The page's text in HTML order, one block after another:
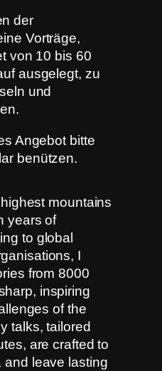
der
Vorträge,
von 10 bis 60
ausgelegt, zu
und
Angebot bitte
benützen.
mountains
years of
to global
I
from 8000
inspiring
of the
talks, tailored
are crafted to
and leave lasting